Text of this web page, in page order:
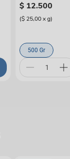
$ 12.500
($ 25,00xg)
500 Gr